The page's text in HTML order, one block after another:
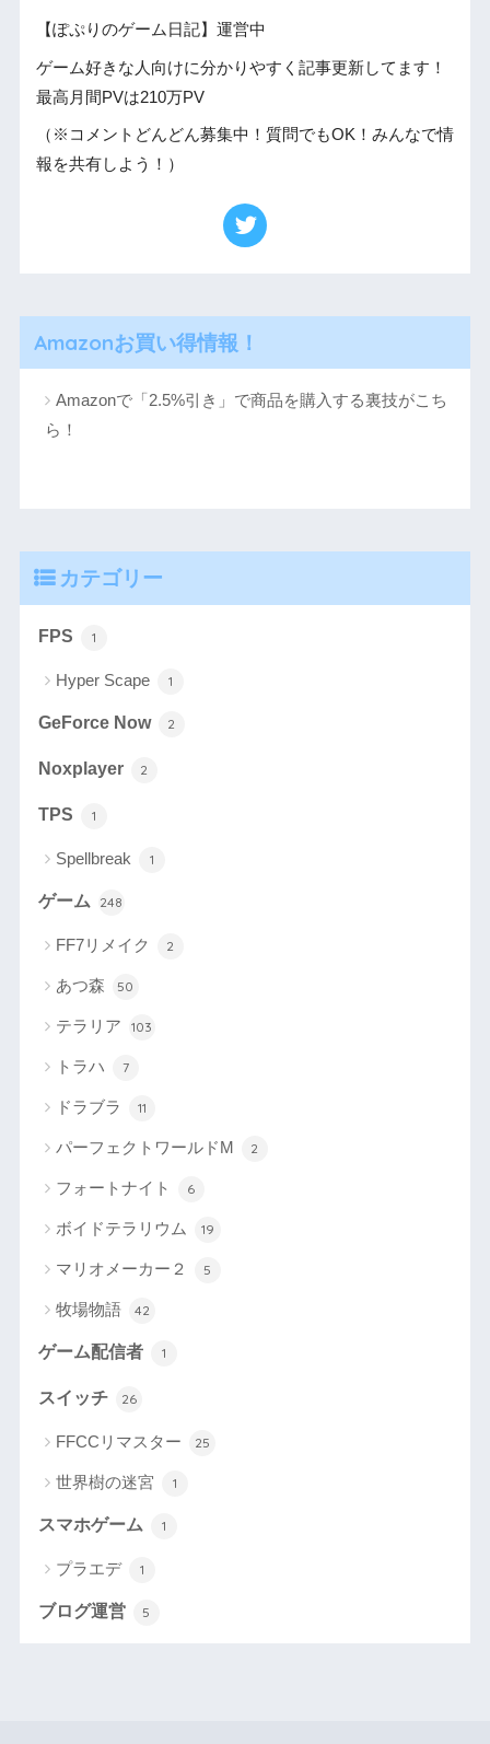
【ぽぷりのゲーム日記】運営中
ゲーム好きな人向けに分かりやすく記事更新してます！
最高月間PVは210万PV
（※コメントどんどん募集中！質問でもOK！みんなで情
報を共有しよう！）
Amazonお買い得情報！
Amazonで「2.5%引き」で商品を購入する裏技がこち
ら！
カテゴリー
FPS 1
Hyper Scape 1
GeForce Now 2
Noxplayer 2
TPS 1
Spellbreak 1
ゲーム 248
FF7リメイク 2
あつ森 50
テラリア 103
トラハ 7
ドラブラ 11
パーフェクトワールドM 2
フォートナイト 6
ボイドテラリウム 19
マリオメーカー２ 5
牧場物語 42
ゲーム配信者 1
スイッチ 26
FFCCリマスター 25
世界樹の迷宮 1
スマホゲーム 1
プラエデ 1
ブログ運営 5